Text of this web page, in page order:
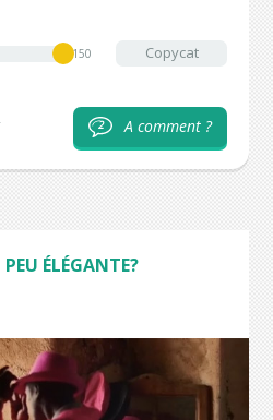
150 Copycat
2 A comment ?
ÉLÉGANTE?